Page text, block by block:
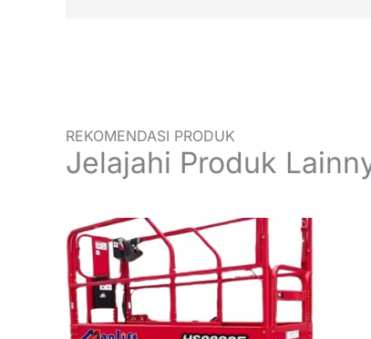
REKOMENDASI PRODUK
Jelajahi Produk